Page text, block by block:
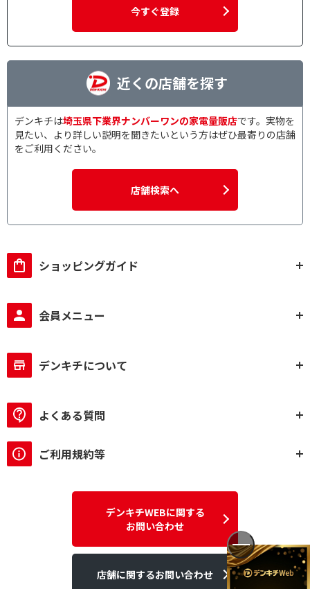
今すぐ登録
近くの店舗を探す
デンキチは埼玉県下業界ナンバーワンの家電量販店です。実物を
見たい、より詳しい説明を聞きたいという方はぜひ最寄りの店舗
をご利用ください。
店舗検索へ
ショッピングガイド
会員メニュー
デンキチについて
よくある質問
ご利用規約等
デンキチWEBに関する
お問い合わせ
店舗に関するお問い合わせ